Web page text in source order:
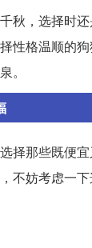
秋，选择时
性格温顺的
。
择那些既便
不妨考虑一